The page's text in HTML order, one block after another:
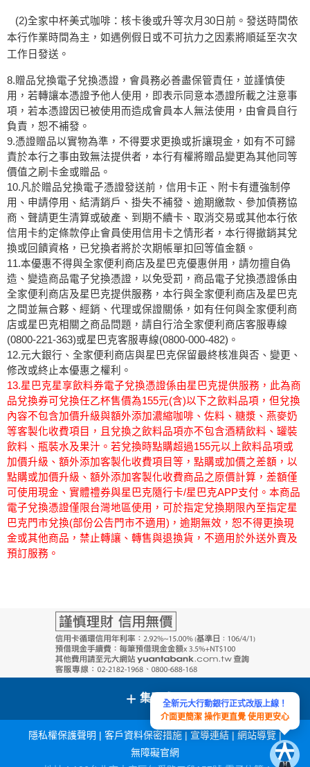
(2)全家中杯美式咖啡：核卡後或升等次月30日前。發送時間依
本行作業時間為主，如遇例假日或不可抗力之因素將順延至次次
工作日發送。
8.贈品兌換電子兌換憑證，會員務必善盡保管責任，並謹慎使
用，若轉讓本憑證予他人使用，即表示同意本憑證所載之注意事
項，若本憑證因已被使用而造成會員本人無法使用，由會員自行
負責，恕不補發。
9.憑證贈品以實物為準，不得要求更換或折讓現金，如有不可歸
責於本行之事由致無法提供者，本行有權將贈品變更為其他同等
價值之刷卡金或贈品。
10.凡於贈品兌換電子憑證發送前，信用卡正、附卡有遭強制停
用、申請停用、結清銷戶、掛失不補發、逾期繳款、參加債務協
商、聲請更生清算或破產、到期不續卡、取消交易或其他本行依
信用卡約定條款停止會員使用信用卡之情形者，本行得撤銷其兌
換或回饋資格，已兌換者將於次期帳單扣回等值金額。
11.本優惠不得與全家便利商店及星巴克優惠併用，請勿擅自偽
造、變造商品電子兌換憑證，以免受罰，商品電子兌換憑證係由
全家便利商店及星巴克提供服務，本行與全家便利商店及星巴克
之間並無合夥、經銷、代理或保證關係，如有任何與全家便利商
店或星巴克相關之商品問題，請自行洽全家便利商店客服專線
(0800-221-363)或星巴克客服專線(0800-000-482)。
12.元大銀行、全家便利商店與星巴克保留最終核准與否、變更、
修改或終止本優惠之權利。
13.星巴克星享飲料券電子兌換憑證係由星巴克提供服務，此為商
品兌換券可兌換任乙杯售價為155元(含)以下之飲料品項，但兌換
內容不包含加價升級與額外添加濃縮咖啡、佐料、糖漿、燕麥奶
等客製化收費項目，且兌換之飲料品項亦不包含酒精飲料、罐裝
飲料、瓶裝水及果汁。若兌換時點購超過155元以上飲料品項或
加價升級、額外添加客製化收費項目等，點購或加價之差額，以
點購或加價升級、額外添加客製化收費商品之原價計算，差額僅
可使用現金、實體禮券與星巴克隨行卡/星巴克APP支付。本商品
電子兌換憑證僅限台灣地區使用，可於指定兌換期限內至指定星
巴克門市兌換(部份公告門市不適用)，逾期無效，恕不得更換現
金或其他商品，禁止轉讓、轉售與退換貨，不適用於外送外賣及
預訂服務。
+ 集團成員
隱私權保護聲明 | 客戶資料保密措施 | 宣導連結 | 網站導覽 |
無障礙官網
全新元大行動銀行正式改版上線！
介面更簡潔 操作更直覺 使用更安心